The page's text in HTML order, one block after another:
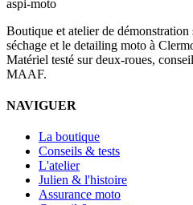
aspi-moto
Boutique et atelier de
séchage et le detailing moto à
Matériel testé sur deux-roues,
MAAF.
NAVIGUER
La boutique
Conseils & tests
L'atelier
Julien & l'histoire
Assurance moto